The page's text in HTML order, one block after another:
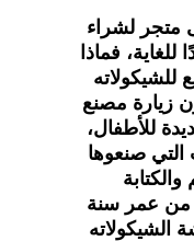
متجر لشراء
فماذا
للشيكولاته
زيارة مصنع
للأطفال،
التي صنعوها
من عمر سنة
الشيكولاته